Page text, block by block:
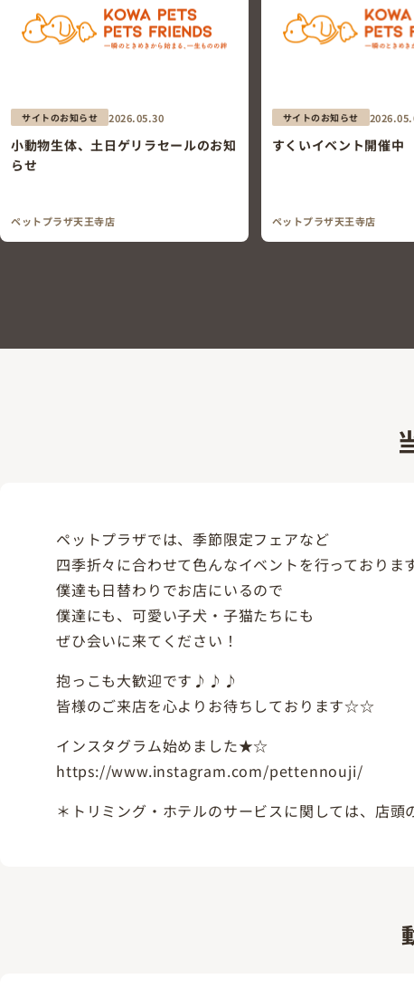
サイトのお知らせ 2026.05.30
小動物生体、土日ゲリラセールのお知
らせ
ペットプラザ天王寺店
サイトのお知らせ
すくいイベント開催中
ペットプラザ天王寺店
ペットプラザでは、季節限定フェアなど
四季折々に合わせて色んなイベントを行っておりま
僕達も日替わりでお店にいるので
僕達にも、可愛い子犬・子猫たちにも
ぜひ会いに来てください！
抱っこも大歓迎です♪♪♪
皆様のご来店を心よりお待ちしております☆☆
インスタグラム始めました★☆
https://www.instagram.com/pettennouji/
＊トリミング・ホテルのサービスに関しては、店頭